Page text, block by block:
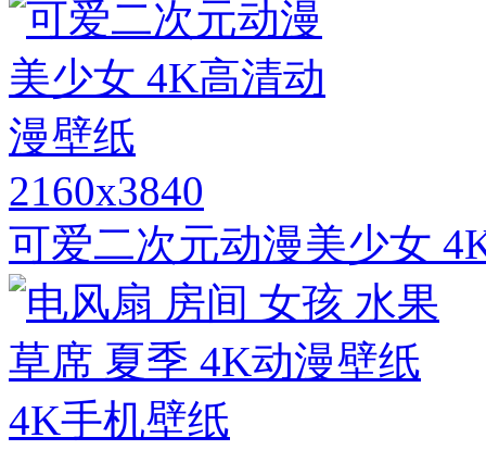
2160x3840
可爱二次元动漫美少女